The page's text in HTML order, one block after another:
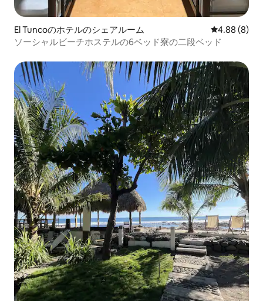
El Tuncoのホテルのシェアルーム レビュー8件
4.88 (8)
ソーシャルビーチホステルの6ベッド寮の二段ベッド